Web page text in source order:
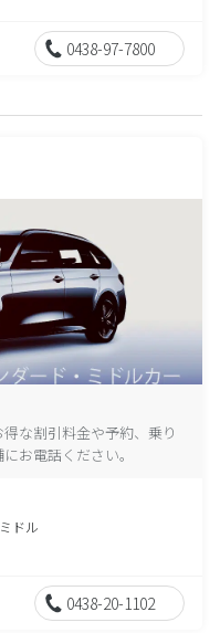
0438-97-7800
な割引料金や予約、乗り
お電話ください。
ドル
0438-20-1102